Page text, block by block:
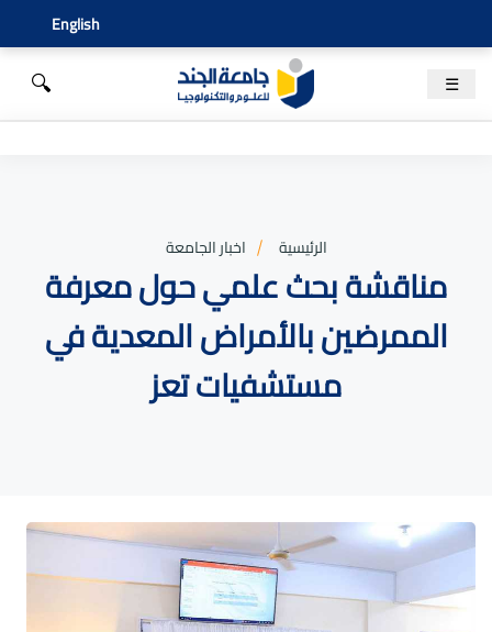
English
☰
🔍
الرئيسية اخبار الجامعة
مناقشة بحث علمي حول معرفة
الممرضين بالأمراض المعدية في
مستشفيات تعز